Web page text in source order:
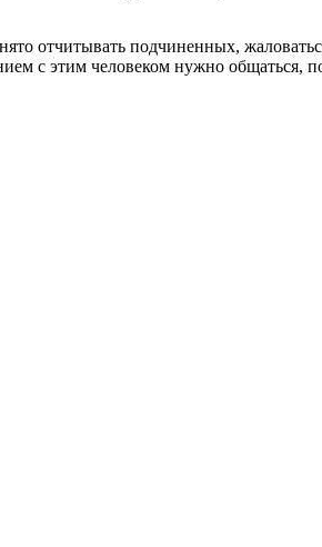
отчитывать подчиненных,
с этим человеком нужно общаться,